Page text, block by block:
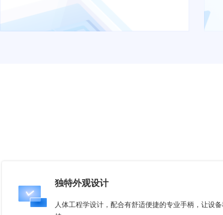
独特外观设计
人体工程学设计，配合有舒适便捷的专业手柄，让设